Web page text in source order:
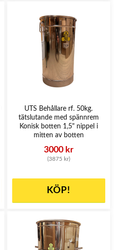
UTS Behållare rf. 50kg.
tätslutande med spännrem
Konisk botten 1,5" nippel i
mitten av botten
3000 kr
(3875 kr)
KÖP!